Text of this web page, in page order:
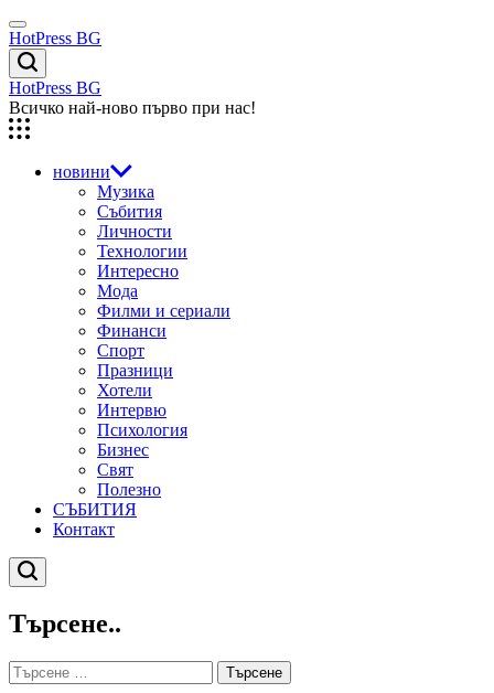
Skip
to
content
Menu
HotPress BG
Търсене
HotPress BG
Всичко най-ново първо при нас!
новини
Музика
Събития
Личности
Технологии
Интересно
Мода
Филми и сериали
Финанси
Спорт
Празници
Хотели
Интервю
Психология
Бизнес
Свят
Полезно
СЪБИТИЯ
Контакт
Търсене
Търсене..
Търсене
за: